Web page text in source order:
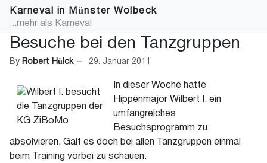
Karneval in Münster Wolbeck
...mehr als Karneval
Besuche bei den Tanzgruppen
By Robert Hülck 29. Januar 2011
In dieser Woche hatte
Hippenmajor Wilbert I. ein
umfangreiches
Besuchsprogramm zu
absolvieren. Galt es doch bei allen Tanzgruppen einmal
beim Training vorbei zu schauen.